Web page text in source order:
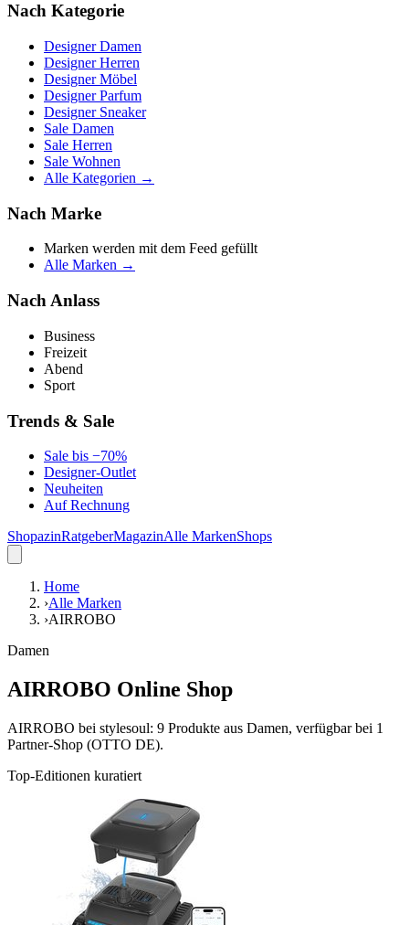
Nach Kategorie
Designer Damen
Designer Herren
Designer Möbel
Designer Parfum
Designer Sneaker
Sale Damen
Sale Herren
Sale Wohnen
Alle Kategorien →
Nach Marke
Marken werden mit dem Feed gefüllt
Alle Marken →
Nach Anlass
Business
Freizeit
Abend
Sport
Trends & Sale
Sale bis −70%
Designer-Outlet
Neuheiten
Auf Rechnung
ShopazinRatgeberMagazinAlle MarkenShops
Home
›Alle Marken
›AIRROBO
Damen
AIRROBO Online Shop
AIRROBO bei stylesoul: 9 Produkte aus Damen, verfügbar bei 1
Partner-Shop (OTTO DE).
Top-Editionen kuratiert